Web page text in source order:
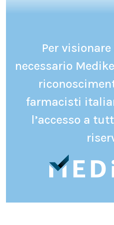
Per
necessario
farmacisti
l’accesso a